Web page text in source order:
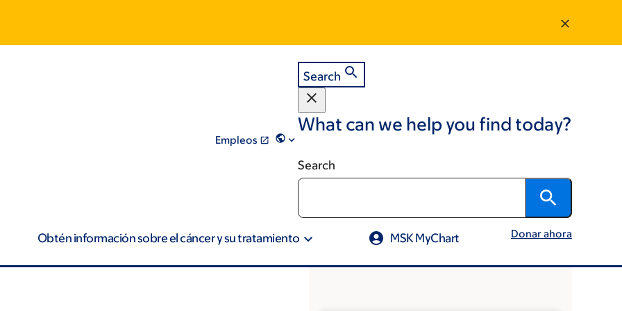
Empleos
Search
What can we help you find today?
Search
Obtén información sobre el cáncer y su tratamiento MSK MyChart Donar ahora